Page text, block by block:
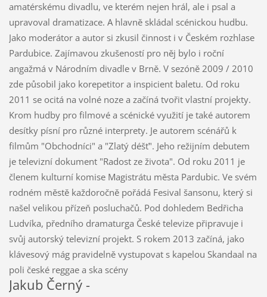
amatérskému divadlu, ve kterém nejen hrál, ale i psal a
upravoval dramatizace. A hlavně skládal scénickou hudbu.
Jako moderátor a autor si zkusil činnost i v Českém rozhlase
Pardubice. Zajímavou zkušeností pro něj bylo i roční
angažmá v Národním divadle v Brně. V sezóně 2009 / 2010
zde působil jako korepetitor a inspicient baletu. Od roku
2011 se ocitá na volné noze a začíná tvořit vlastní projekty.
Krom hudby pro filmové a scénické využití je také autorem
desítky písní pro různé interprety. Je autorem scénářů k
filmům "Obchodníci" a "Zlatý déšť". Jeho režijním debutem
je televizní dokument "Radost ze života". Od roku 2011 je
členem kulturní komise Magistrátu města Pardubic. Ve svém
rodném městě každoročně pořádá Fesival šansonu, který si
našel velikou přízeň posluchačů. Pod dohledem Bedřicha
Ludvíka, předního dramaturga České televize připravuje i
svůj autorský televizní projekt. S rokem 2013 začíná, jako
klávesový mág pravidelně vystupovat s kapelou Skandaal na
poli české reggae a ska scény
Jakub Černý -